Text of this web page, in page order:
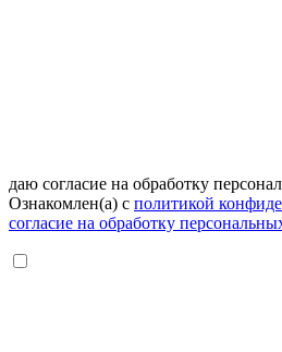
даю согласие на обработку
Ознакомлен(а) с политикой
согласие на обработку